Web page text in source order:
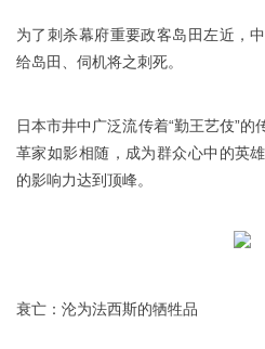
为了刺杀幕府重要政客岛田左近，
给岛田、伺机将之刺死。
日本市井中广泛流传着“勤王艺伎”
革家如影相随，成为群众心中的英
的影响力达到顶峰。
衰亡：沦为法西斯的牺牲品